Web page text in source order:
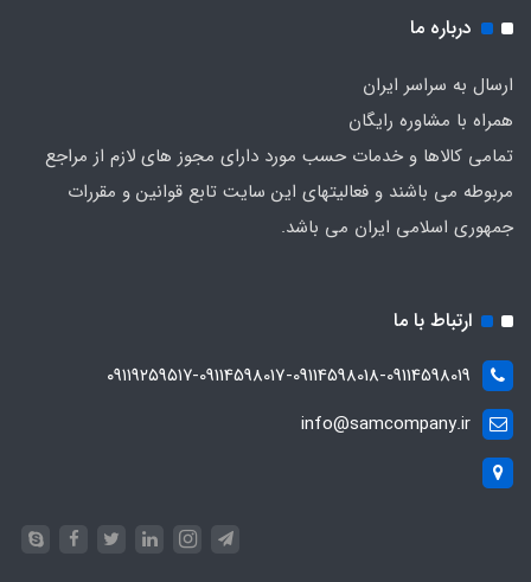
درباره ما
ارسال به سراسر ایران
همراه با مشاوره رایگان
تمامی کالاها و خدمات حسب مورد دارای مجوز های لازم از مراجع
مربوطه می باشند و فعالیتهای این سایت تابع قوانین و مقررات
جمهوری اسلامی ایران می باشد.
ارتباط با ما
۰۹۱۱۹۲۵۹۵۱۷-09114598017-09114598018-09114598019
info@samcompany.ir